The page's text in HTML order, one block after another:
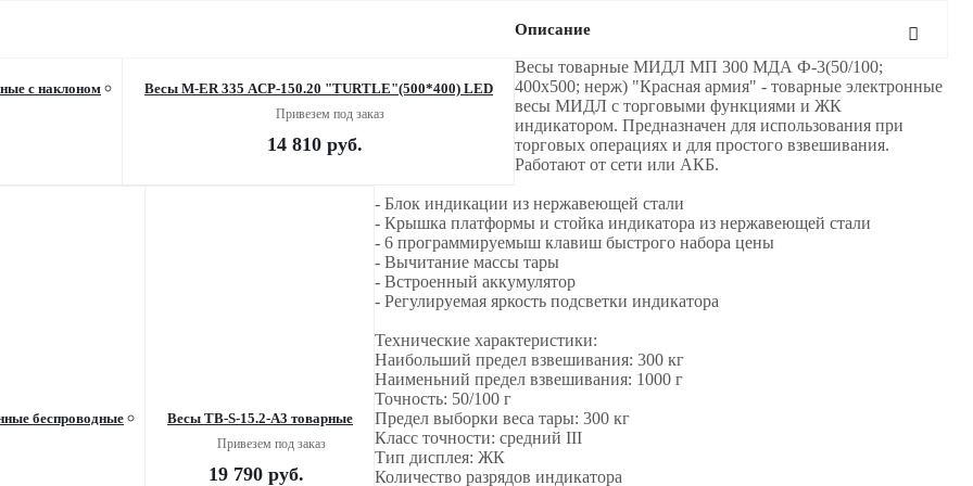
c наклоном Весы M-ER 335 ACР-150.20 "TURTLE"(500*400) LED
Привезем под заказ
14 810 руб.
беспроводные Весы TB-S-15.2-А3 товарные
Привезем под заказ
19 790 руб.
Описание
Весы товарные МИДЛ МП 300 МДА Ф-3(50/100;
400х500; нерж) "Красная армия" - товарные электронные
весы МИДЛ с торговыми функциями и ЖК
индикатором. Предназначен для использования при
торговых операциях и для простого взвешивания.
Работают от сети или АКБ.
- Блок индикации из нержавеющей стали
- Крышка платформы и стойка индикатора из нержавеющей стали
- 6 программируемыш клавиш быстрого набора цены
- Вычитание массы тары
- Встроенный аккумулятор
- Регулируемая яркость подсветки индикатора
Технические характеристики:
Наибольший предел взвешивания: 300 кг
Наименьний предел взвешивания: 1000 г
Точность: 50/100 г
Предел выборки веса тары: 300 кг
Класс точности: средний III
Тип дисплея: ЖК
Количество разрядов индикатора